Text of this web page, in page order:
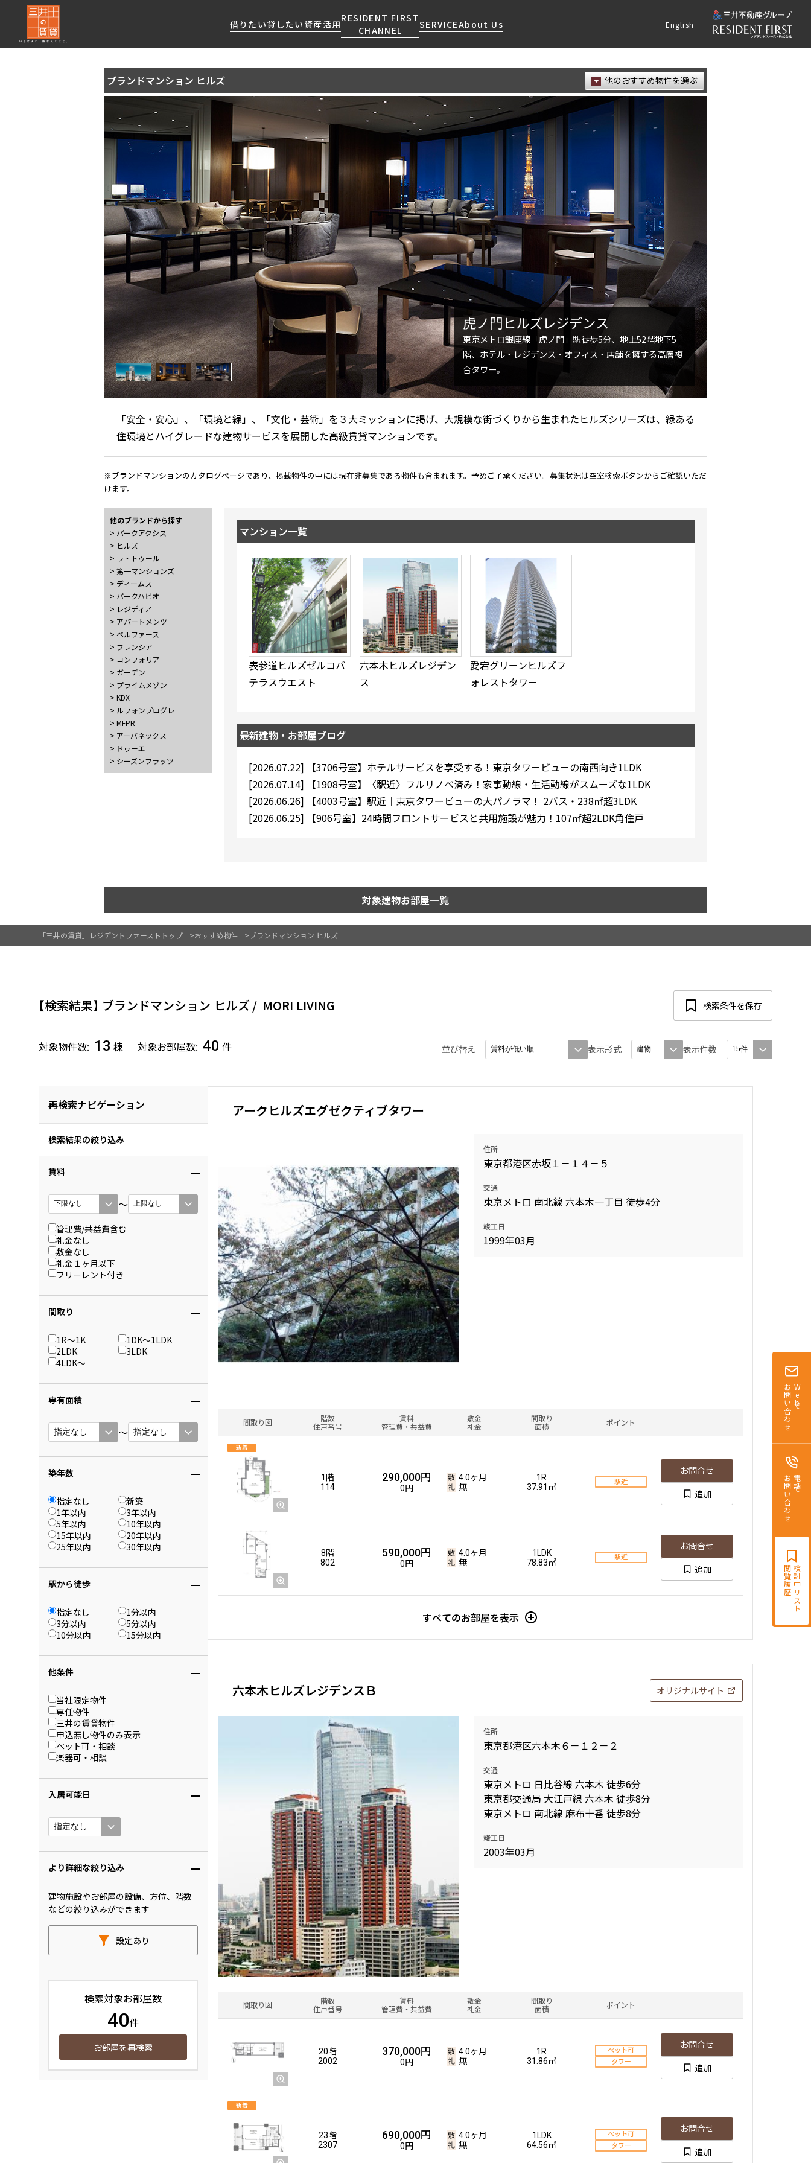
借りたい貸したい 資産活用
RESIDENT FIRST
CHANNEL
SERVICEAbout Us
About Us
私たちレジデントファーストの思いや
ご提供するサービスをご紹介します
会社情報
事業案内
採用情報
ニュースリリース
お問い合わせ
借りたい
厳選した都心の上質な賃貸マンションを数多
くご提案します
人気エリアから探す
区から探す
駅・沿線から探す
地図から探す
キーワードから探す
新着情報から探す
ニュースから探す
新着募集情報
こだわり一覧
プレミアムマンション
当社限定(港区・渋谷区以外)
三井不動産企画
分譲賃貸
賃料改定
フリーレント
ペット可
コンシェルジュ付き
ブランドマンション
貸したい
賃貸運営をお考えのオーナー様に
最適なプランをご提案します
お問い合わせ
資産活用
分譲マンションのご購入、売却の
ご相談も承ります
お問い合わせ
RESIDENT
FIRST CHANNEL
新しい住まいと暮らしの探しに関わる
様々な情報を発信します
マンションレポート
商店街のある暮らし
住まいのコラム
RESIDENT FIRST
MEMBERS登録
SERVICE
レジデントファーストが提供する
各種サービスをご紹介します
会員ページ
RESIDENT FIRST
MEMBERS登録
ご入居・提携サービス
お部屋探しからご契約まで
よくあるご質問
社宅紹介
【仲介会社様向け】当社仲介
事業部取り扱い物件入居申
込
English
Webで
お問い合わせ
電話で
お問い合わせ
検討中リスト
閲覧履歴
ブランドマンション ヒルズ 他のおすすめ物件を選ぶ
虎ノ門ヒルズレジデンス
東京メトロ銀座線「虎ノ門」駅徒歩5分、地上52階地下5
階、ホテル・レジデンス・オフィス・店舗を擁する高層複
合タワー。
「安全・安心」、「環境と緑」、「文化・芸術」を３大ミッションに掲げ、大規模な街づくりから生まれたヒルズシリーズは、緑ある
住環境とハイグレードな建物サービスを展開した高級賃貸マンションです。
※ブランドマンションのカタログページであり、掲載物件の中には現在非募集である物件も含まれます。予めご了承ください。募集状況は空室検索ボタンからご確認いただ
けます。
他のブランドから探す
> パークアクシス
> ヒルズ
> ラ・トゥール
> 第一マンションズ
> ディームス
> パークハビオ
> レジディア
> アパートメンツ
> ベルファース
> フレンシア
> コンフォリア
> ガーデン
> プライムメゾン
> KDX
> ルフォンプログレ
> MFPR
> アーバネックス
> ドゥーエ
> シーズンフラッツ
マンション一覧
表参道ヒルズゼルコバ
テラスウエスト
六本木ヒルズレジデン
ス
愛宕グリーンヒルズフ
ォレストタワー
最新建物・お部屋ブログ
[2026.07.22]
【3706号室】ホテルサービスを享受する！東京タワービューの南西向き1LDK
[2026.07.14]
【1908号室】〈駅近〉フルリノベ済み！家事動線・生活動線がスムーズな1LDK
[2026.06.26]
【4003号室】駅近｜東京タワービューの大パノラマ！ 2バス・238㎡超3LDK
[2026.06.25]
【906号室】24時間フロントサービスと共用施設が魅力！107㎡超2LDK角住戸
対象建物お部屋一覧
「三井の賃貸」レジデントファーストトップ おすすめ物件 ブランドマンション ヒルズ
検索結果 ブランドマンション ヒルズ MORI LIVING 検索条件を保存
対象物件数 13 棟 対象お部屋数 40 件 並び替え 表示形式 表示件数
再検索ナビゲーション
検索結果の絞り込み
賃料
〜
管理費/共益費含む
礼金なし
敷金なし
礼金１ヶ月以下
フリーレント付き
間取り
1R〜1K
1DK〜1LDK
2LDK
3LDK
4LDK〜
専有面積
〜
築年数
指定なし
新築
1年以内
3年以内
5年以内
10年以内
15年以内
20年以内
25年以内
30年以内
駅から徒歩
指定なし
1分以内
3分以内
5分以内
10分以内
15分以内
他条件
当社限定物件
専任物件
三井の賃貸物件
申込無し物件のみ表示
ペット可・相談
楽器可・相談
入居可能日
より詳細な絞り込み
建物施設やお部屋の設備、方位、階数
などの絞り込みができます
設定あり
検索対象お部屋数
40件
お部屋を再検索
アークヒルズエグゼクティブタワー
住所
東京都港区赤坂１－１４－５
交通
東京メトロ 南北線 六本木一丁目 徒歩4分
竣工日
1999年03月
間取り図
階数
住戸番号
賃料
管理費・共益費
敷金
礼金
間取り
面積
ポイント
新着
1階
114
290,000円
0円
4.0ヶ月
無
1R
37.91㎡
駅近
お問合せ
追加
8階
802
590,000円
0円
4.0ヶ月
無
1LDK
78.83㎡
駅近
お問合せ
追加
すべてのお部屋を表示
六本木ヒルズレジデンスＢ オリジナルサイト
住所
東京都港区六本木６－１２－２
交通
東京メトロ 日比谷線 六本木 徒歩6分
東京都交通局 大江戸線 六本木 徒歩8分
東京メトロ 南北線 麻布十番 徒歩8分
竣工日
2003年03月
間取り図
階数
住戸番号
賃料
管理費・共益費
敷金
礼金
間取り
面積
ポイント
20階
2002
370,000円
0円
4.0ヶ月
無
1R
31.86㎡
ペット可
タワー
お問合せ
追加
新着
23階
2307
690,000円
0円
4.0ヶ月
無
1LDK
64.56㎡
ペット可
タワー
お問合せ
追加